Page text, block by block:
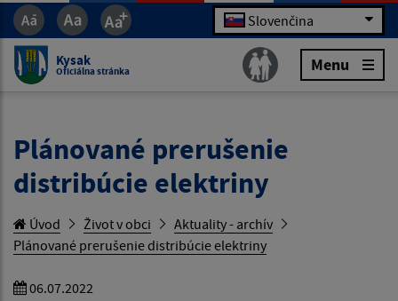
Slovenčina
Kysak
Oficiálna stránka Menu
Plánované prerušenie
distribúcie elektriny
Úvod Život v obci
Aktuality - archív
Plánované prerušenie distribúcie elektriny
06.07.2022